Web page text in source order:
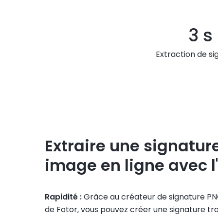
3 s
Extraction de
Extraire une
image en ligne avec
Rapidité :Grâce au créateur de signature
de Fotor, vous pouvez créer une signature